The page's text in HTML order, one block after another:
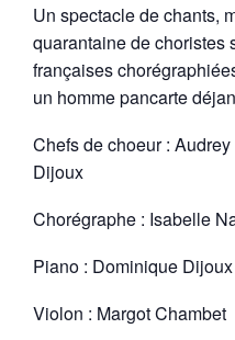
Un spectacle de chants,
quarantaine de choristes
françaises
un homme pancarte
Chefs de choeur :
Dijoux
Chorégraphe : Isabelle
Piano : Dominique Dijoux
Violon : Margot Chambet